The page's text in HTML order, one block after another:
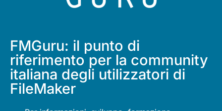
FMGuru: il punto di
riferimento per la community
italiana degli utilizzatori di
FileMaker